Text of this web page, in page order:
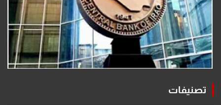
تصنيفات